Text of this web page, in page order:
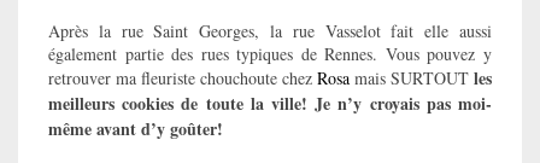
Après la rue Saint Georges, la rue Vasselot fait elle aussi
également partie des rues typiques de Rennes. Vous pouvez y
retrouver ma fleuriste chouchoute chez Rosa mais SURTOUT les
meilleurs cookies de toute la ville! Je n’y croyais pas moi-
même avant d’y goûter!